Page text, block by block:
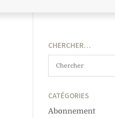
CHERCHER…
CATÉGORIES
Abonnement